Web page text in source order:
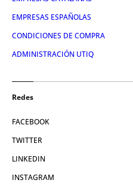
EMPRESAS ESPAÑOLAS
CONDICIONES DE COMPRA
ADMINISTRACIÓN UTIQ
Redes
FACEBOOK
TWITTER
LINKEDIN
INSTAGRAM